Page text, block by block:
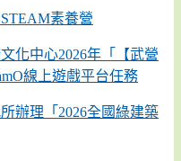
素養營
化中心2026年「【武營
線上遊戲平台任務
辦理「2026全國綠建築